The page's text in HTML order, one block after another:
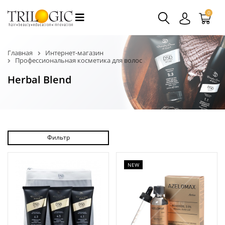
0
Главная
Интернет-магазин
Профессиональная косметика для волос
Herbal Blend
Фильтр
NEW